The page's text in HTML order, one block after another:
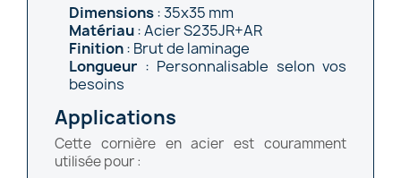
Dimensions: 35x35 mm
Matériau: Acier S235JR+AR
Finition: Brut de laminage
Longueur : Personnalisable selon vos
besoins
Applications
Cette cornière en acier est couramment
utilisée pour :